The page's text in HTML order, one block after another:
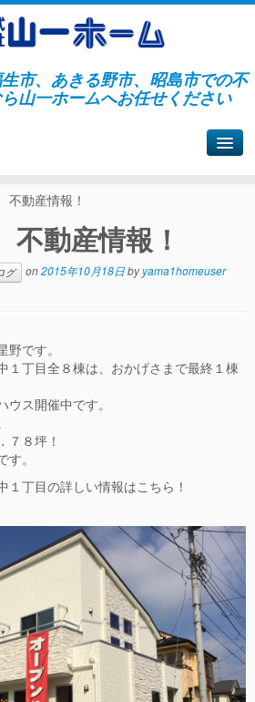
市、あきる野市、昭島市での不
山一ホームへお任せください
不動産情報！
不動産情報！
グ on2015年10月18日byyama1homeuser
です。
１丁目全８棟は、おかげさまで最終１棟
ス開催中です。
７８坪！
。
１丁目の詳しい情報はこちら！